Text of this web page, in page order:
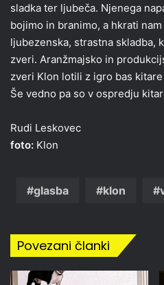
sladka ter ljubeča. Njenega
bojimo in branimo, a hkrati
ljubezenska, strastna skladba,
zveri. Aranžmajsko in
zveri Klon lotili z igro bas
Še vedno pa so v ospredju
Rudi Leskovec
foto: Klon
glasba klon
Povezani članki